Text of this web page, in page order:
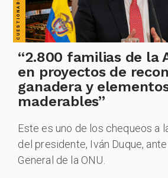
“2.800 familias de la
en proyectos de
ganadera y
maderables”
Este es uno de los chequeos a
del presidente, Iván Duque,
General de la ONU.